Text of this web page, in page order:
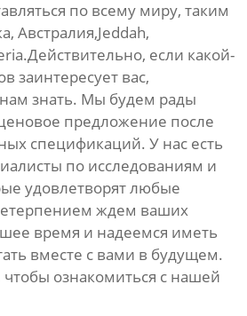
по всему миру, таким
Австралия,Jeddah,
если какой-
заинтересует вас,
знать. Мы будем рады
предложение после
спецификаций. У нас есть
по исследованиям и
удовлетворят любые
ждем ваших
время и надеемся иметь
вместе с вами в будущем.
ознакомиться с нашей